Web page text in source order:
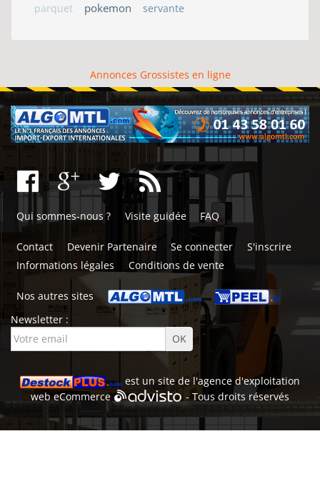
parquet pokemon servante
Annonces Grossistes en ligne
Qui sommes-nous ? Visite guidée FAQ
Contact Devenir Partenaire Se connecter
S'inscrire
Informations légales
Conditions de vente
Nos autres sites
Newsletter :
est un site de l'agence d'exploitation
webeCommerce - Tous droits réservés